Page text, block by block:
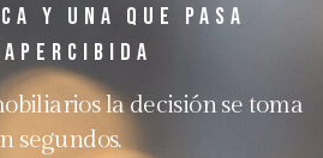
y una que pasa
la decisión se toma
segundos.